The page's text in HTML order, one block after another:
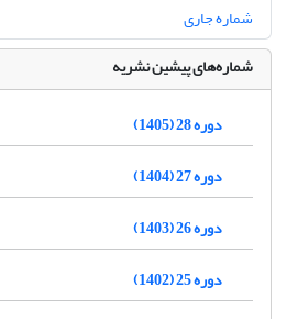
شماره جاری
شماره‌های پیشین نشریه
دوره 28 (1405)
دوره 27 (1404)
دوره 26 (1403)
دوره 25 (1402)